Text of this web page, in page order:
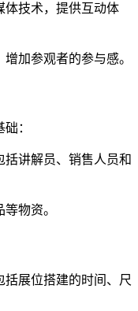
体技术，提供互动体
加参观者的参与感。
：
括讲解员、销售人员和
物资。
展位搭建的时间、尺